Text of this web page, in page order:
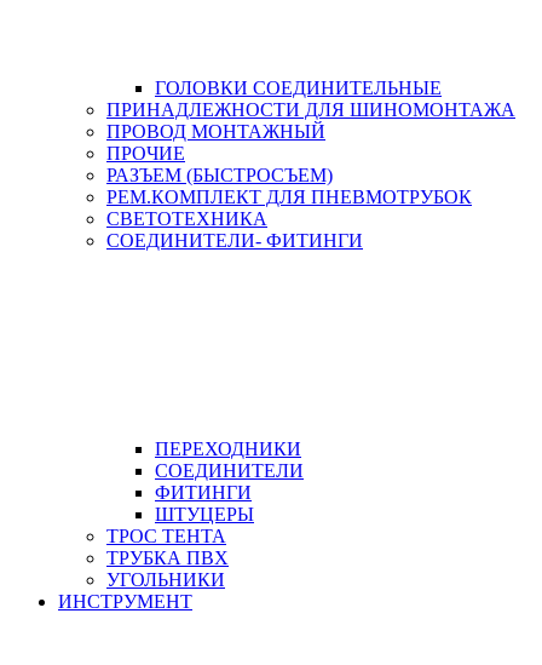
ГОЛОВКИ СОЕДИНИТЕЛЬНЫЕ
ПРИНАДЛЕЖНОСТИ ДЛЯ ШИНОМОНТАЖА
ПРОВОД МОНТАЖНЫЙ
ПРОЧИЕ
РАЗЪЕМ (БЫСТРОСЪЕМ)
РЕМ.КОМПЛЕКТ ДЛЯ ПНЕВМОТРУБОК
СВЕТОТЕХНИКА
СОЕДИНИТЕЛИ- ФИТИНГИ
ПЕРЕХОДНИКИ
СОЕДИНИТЕЛИ
ФИТИНГИ
ШТУЦЕРЫ
ТРОС ТЕНТА
ТРУБКА ПВХ
УГОЛЬНИКИ
ИНСТРУМЕНТ